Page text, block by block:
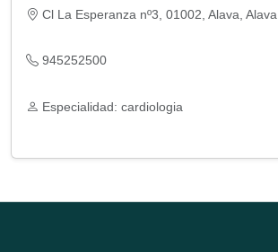
Cl La Esperanza nº3, 01002, Alava, Alava
945252500
Especialidad: cardiologia